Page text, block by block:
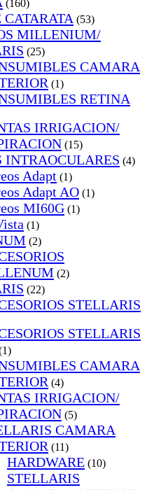
(160)
(53)
MILLENIUM/
(25)
CAMARA
(1)
RETINA
IRRIGACION/
(15)
INTRAOCULARES (4)
Adapt (1)
Adapt AO (1)
MI60G (1)
(1)
(2)
(2)
(22)
STELLARIS
STELLARIS
CAMARA
(4)
IRRIGACION/
(5)
CAMARA
(11)
HARDWARE (10)
STELLARIS